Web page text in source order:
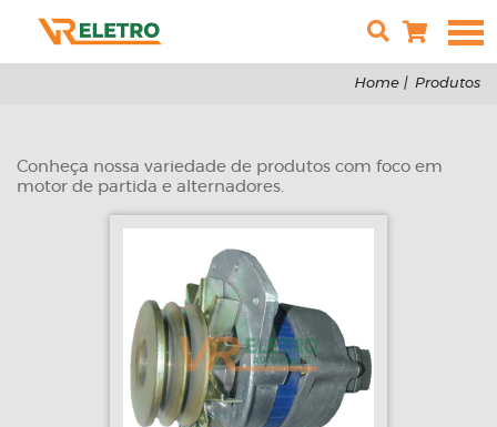
Home Produtos
PRODUTOS
Conheça nossa variedade de produtos com foco em
motor de partida e alternadores.